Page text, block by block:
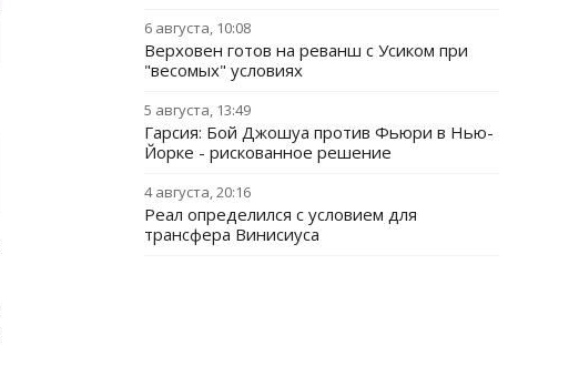
6 августа, 10:08
Верховен готов на реванш с Усиком при
"весомых" условиях
5 августа, 13:49
Гарсия: Бой Джошуа против Фьюри в Нью-
Йорке - рискованное решение
4 августа, 20:16
Реал определился с условием для
трансфера Винисиуса